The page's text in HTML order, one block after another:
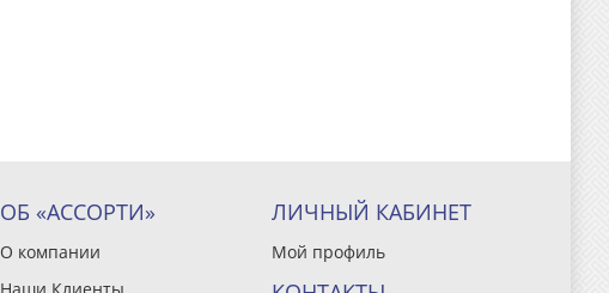
ОБ «АССОРТИ»
О компании
ЛИЧНЫЙ КАБИНЕТ
Мой профиль